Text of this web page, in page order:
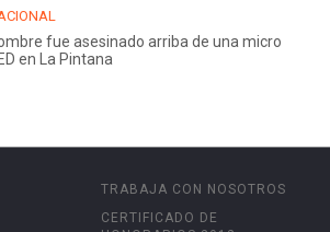
fue asesinado arriba de una micro
en La Pintana
TRABAJA CON NOSOTROS
CERTIFICADO DE